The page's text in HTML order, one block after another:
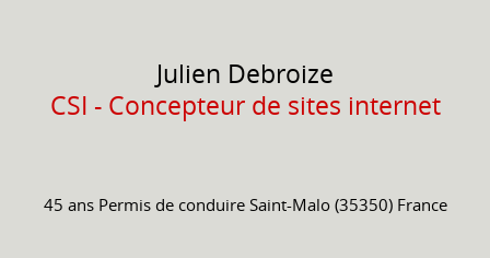
Julien Debroize
CSI - Concepteur de sites internet
45 ans Permis de conduire Saint-Malo (35350) France